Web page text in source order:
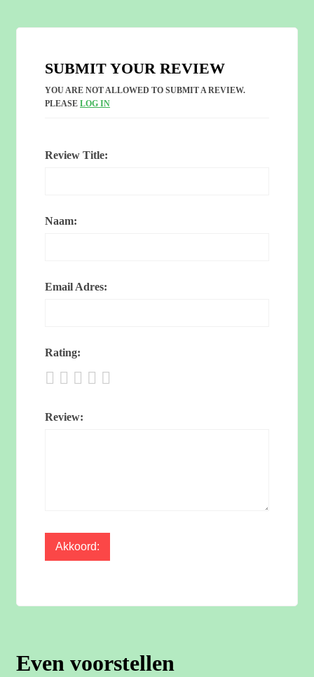
SUBMIT YOUR REVIEW
YOU ARE NOT ALLOWED TO SUBMIT A REVIEW.
PLEASE LOG IN
Review Title:
Naam:
Email Adres:
Rating:
Review:
Even voorstellen